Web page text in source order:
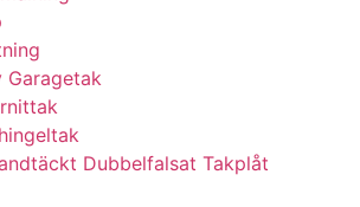
Garagetak
Dubbelfalsat Takplåt